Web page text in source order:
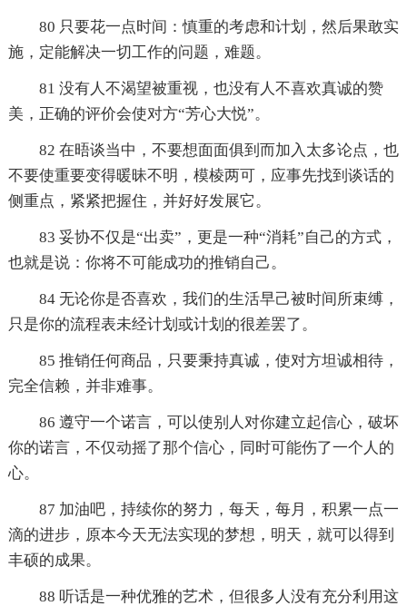
80 只要花一点时间：慎重的考虑和计划，然后果敢实
施，定能解决一切工作的问题，难题。
81 没有人不渴望被重视，也没有人不喜欢真诚的赞
美，正确的评价会使对方“芳心大悦”。
82 在晤谈当中，不要想面面俱到而加入太多论点，也
不要使重要变得暖昧不明，模棱两可，应事先找到谈话的
侧重点，紧紧把握住，并好好发展它。
83 妥协不仅是“出卖”，更是一种“消耗”自己的方式，
也就是说：你将不可能成功的推销自己。
84 无论你是否喜欢，我们的生活早己被时间所束缚，
只是你的流程表未经计划或计划的很差罢了。
85 推销任何商品，只要秉持真诚，使对方坦诚相待，
完全信赖，并非难事。
86 遵守一个诺言，可以使别人对你建立起信心，破坏
你的诺言，不仅动摇了那个信心，同时可能伤了一个人的
心。
87 加油吧，持续你的努力，每天，每月，积累一点一
滴的进步，原本今天无法实现的梦想，明天，就可以得到
丰硕的成果。
88 听话是一种优雅的艺术，但很多人没有充分利用这